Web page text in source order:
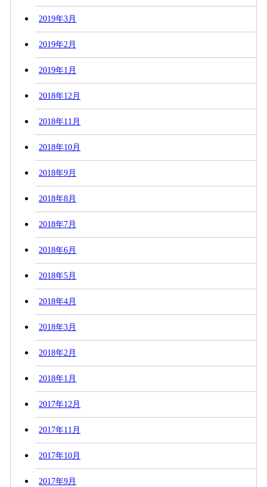
2019年3月
2019年2月
2019年1月
2018年12月
2018年11月
2018年10月
2018年9月
2018年8月
2018年7月
2018年6月
2018年5月
2018年4月
2018年3月
2018年2月
2018年1月
2017年12月
2017年11月
2017年10月
2017年9月